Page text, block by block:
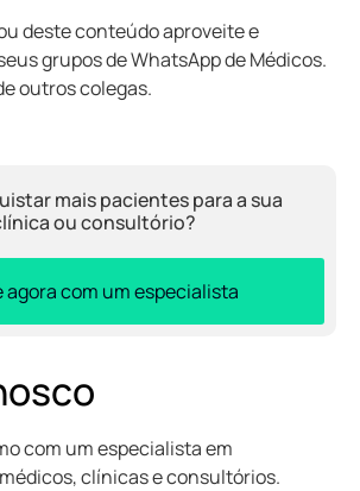
deste conteúdo aproveite e
grupos de WhatsApp de Médicos.
outros colegas.
mais pacientes para a sua
ou consultório?
agora com um especialista
com um especialista em
clínicas e consultórios.